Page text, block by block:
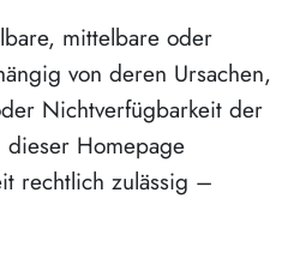
mittelbare oder
von deren Ursachen,
Nichtverfügbarkeit der
dieser Homepage
rechtlich zulässig –